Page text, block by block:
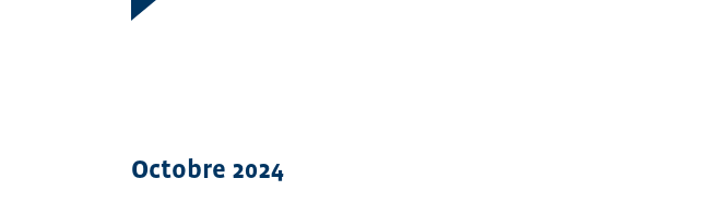
Octobre 2024